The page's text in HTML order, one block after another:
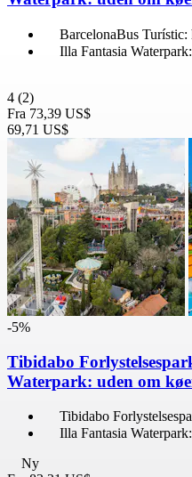
BarcelonaBus
Illa Fantasia
4 (2)
Fra 73,39 US$
69,71 US$
-5%
Tibidabo
Waterpark: uden om
Tibidabo
Illa Fantasia
Ny